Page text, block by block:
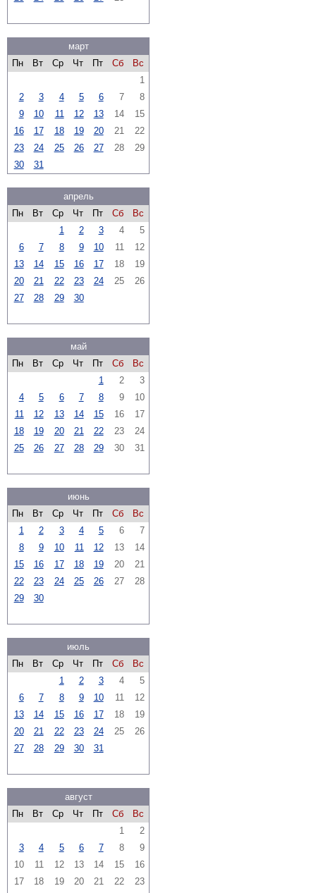
март
Пн
Вт Ср Чт Пт Сб
Вс
1
2
3 4 5 6 7
8
9
10 11 12 13 14
15
16
17 18 19 20 21
22
23
24 25 26 27 28
29
30
31
апрель
Пн
Вт Ср Чт Пт Сб
Вс
1
2 3 4
5
6
7 8 9 10 11
12
13
14 15 16 17 18
19
20
21 22 23 24 25
26
27
28 29 30
май
Пн
Вт Ср Чт Пт Сб
Вс
1
2
3
4
5 6 7 8 9
10
11
12 13 14 15 16
17
18
19 20 21 22 23
24
25
26 27 28 29 30 31
июнь
Пн
Вт Ср Чт Пт Сб
Вс
1
2 3 4 5 6
7
8
9 10 11 12 13
14
15
16 17 18 19 20
21
22
23 24 25 26 27
28
29
30
июль
Пн
Вт Ср Чт Пт Сб
Вс
1
2 3 4
5
6
7 8 9 10 11
12
13
14 15 16 17 18
19
20
21 22 23 24 25
26
27
28 29 30 31
август
Пн
Вт Ср Чт Пт Сб
Вс
1
2
3
4 5 6 7 8
9
10
11 12 13 14 15
16
17
18 19 20 21 22
23